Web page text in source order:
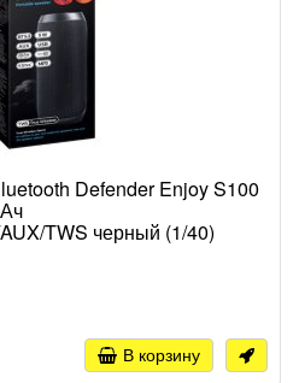
Defender Enjoy S100
TWS черный (1/40)
В корзину